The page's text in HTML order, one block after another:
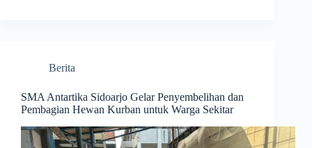
Berita
SMA Antartika Sidoarjo Gelar Penyembelihan dan
Pembagian Hewan Kurban untuk Warga Sekitar